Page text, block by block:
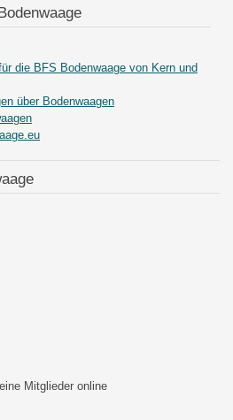
die BFS Bodenwaage von Kern und
über Bodenwaagen
Mitglieder online